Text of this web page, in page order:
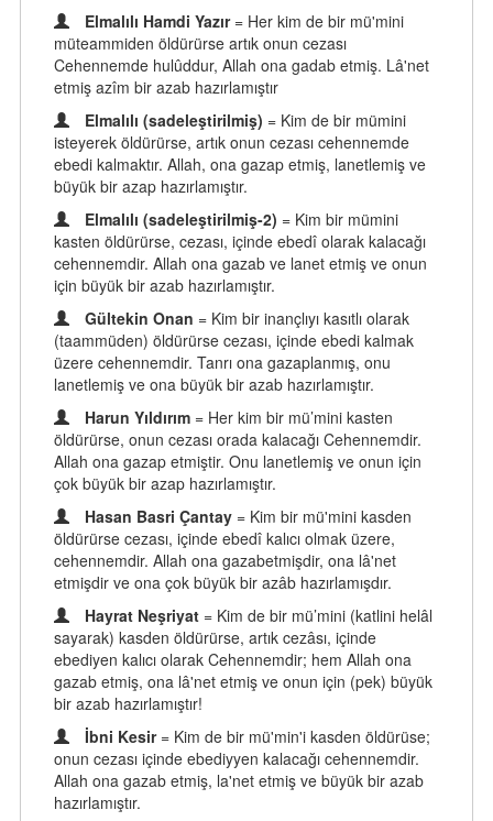
Elmalılı Hamdi Yazır = Her kim de bir mü'mini
müteammiden öldürürse artık onun cezası
Cehennemde hulûddur, Allah ona gadab etmiş. Lâ'net
etmiş azîm bir azab hazırlamıştır
Elmalılı (sadeleştirilmiş) = Kim de bir mümini
isteyerek öldürürse, artık onun cezası cehennemde
ebedi kalmaktır. Allah, ona gazap etmiş, lanetlemiş ve
büyük bir azap hazırlamıştır.
Elmalılı (sadeleştirilmiş-2) = Kim bir mümini
kasten öldürürse, cezası, içinde ebedî olarak kalacağı
cehennemdir. Allah ona gazab ve lanet etmiş ve onun
için büyük bir azab hazırlamıştır.
Gültekin Onan = Kim bir inançlıyı kasıtlı olarak
(taammüden) öldürürse cezası, içinde ebedi kalmak
üzere cehennemdir. Tanrı ona gazaplanmış, onu
lanetlemiş ve ona büyük bir azab hazırlamıştır.
Harun Yıldırım = Her kim bir mü’mini kasten
öldürürse, onun cezası orada kalacağı Cehennemdir.
Allah ona gazap etmiştir. Onu lanetlemiş ve onun için
çok büyük bir azap hazırlamıştır.
Hasan Basri Çantay = Kim bir mü'mini kasden
öldürürse cezası, içinde ebedî kalıcı olmak üzere,
cehennemdir. Allah ona gazabetmişdir, ona lâ'net
etmişdir ve ona çok büyük bir azâb hazırlamışdır.
Hayrat Neşriyat = Kim de bir mü’mini (katlini helâl
sayarak) kasden öldürürse, artık cezâsı, içinde
ebediyen kalıcı olarak Cehennemdir; hem Allah ona
gazab etmiş, ona lâ'net etmiş ve onun için (pek) büyük
bir azab hazırlamıştır!
İbni Kesir = Kim de bir mü'min'i kasden öldürüse;
onun cezası içinde ebediyyen kalacağı cehennemdir.
Allah ona gazab etmiş, la'net etmiş ve büyük bir azab
hazırlamıştır.